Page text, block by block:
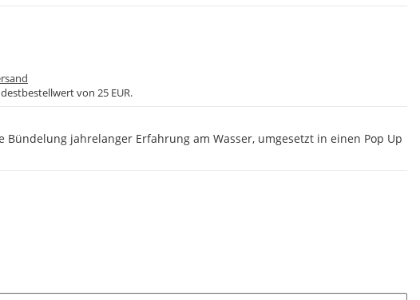
von 25 EUR.
Bündelung jahrelanger Erfahrung am Wasser, umgesetzt in einen Pop Up